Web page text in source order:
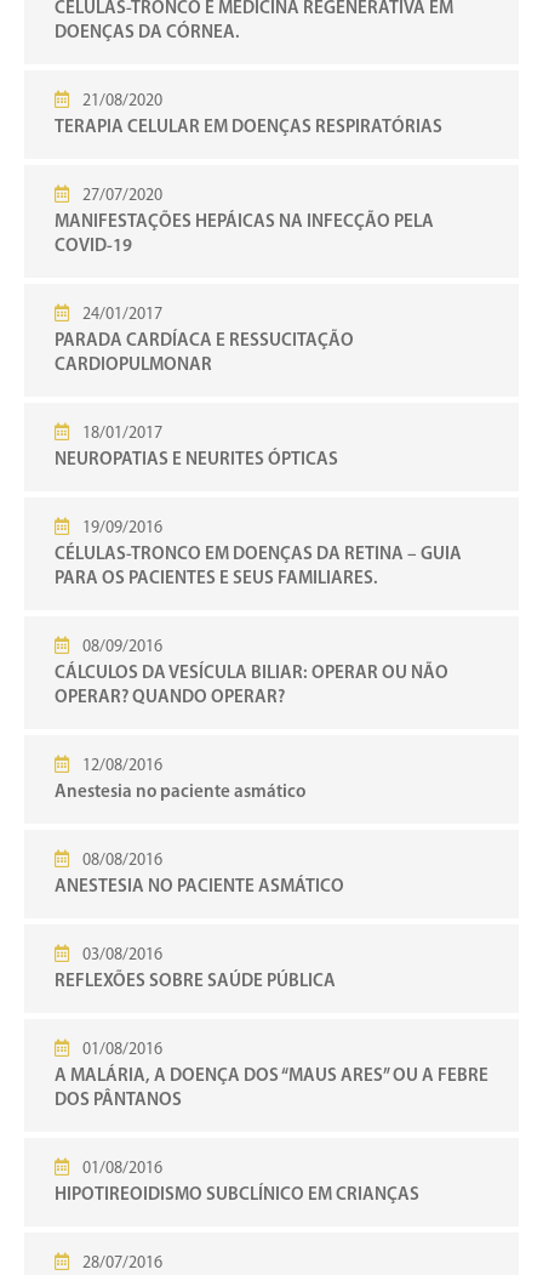
CÉLULAS-TRONCO E MEDICINA REGENERATIVA EM
DOENÇAS DA CÓRNEA.
21/08/2020
TERAPIA CELULAR EM DOENÇAS RESPIRATÓRIAS
27/07/2020
MANIFESTAÇÕES HEPÁICAS NA INFECÇÃO PELA
COVID-19
24/01/2017
PARADA CARDÍACA E RESSUCITAÇÃO
CARDIOPULMONAR
18/01/2017
NEUROPATIAS E NEURITES ÓPTICAS
19/09/2016
CÉLULAS-TRONCO EM DOENÇAS DA RETINA – GUIA
PARA OS PACIENTES E SEUS FAMILIARES.
08/09/2016
CÁLCULOS DA VESÍCULA BILIAR: OPERAR OU NÃO
OPERAR? QUANDO OPERAR?
12/08/2016
Anestesia no paciente asmático
08/08/2016
ANESTESIA NO PACIENTE ASMÁTICO
03/08/2016
REFLEXÕES SOBRE SAÚDE PÚBLICA
01/08/2016
A MALÁRIA, A DOENÇA DOS “MAUS ARES” OU A FEBRE
DOS PÂNTANOS
01/08/2016
HIPOTIREOIDISMO SUBCLÍNICO EM CRIANÇAS
28/07/2016